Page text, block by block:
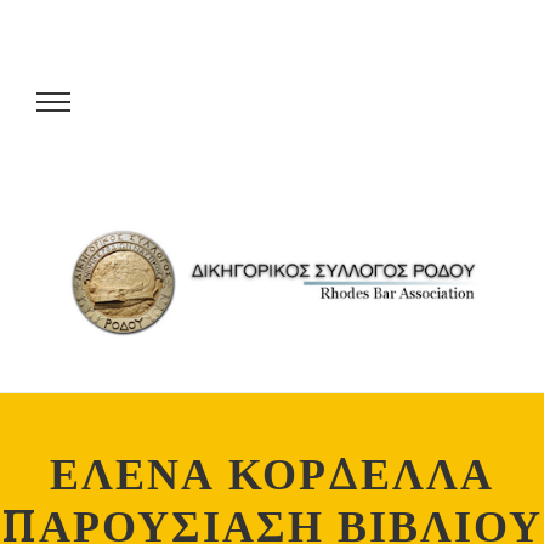
ΕΛΕΝΑ ΚΟΡΔΕΛΛΑ
ΠΑΡΟΥΣΙΑΣΗ ΒΙΒΛΙΟΥ